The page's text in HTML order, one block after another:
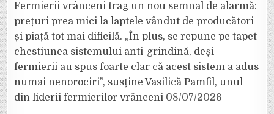
Fermierii vrânceni trag un nou semnal de alarmă:
prețuri prea mici la laptele vândut de producători
și piață tot mai dificilă. „În plus, se repune pe tapet
chestiunea sistemului anti-grindină, deși
fermierii au spus foarte clar că acest sistem a adus
numai nenorociri”, susține Vasilică Pamfil, unul
din liderii fermierilor vrânceni 08/07/2026